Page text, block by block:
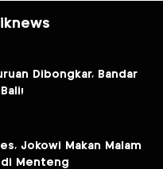
Dibongkar, Bandar
Jokowi Makan Malam
di Menteng